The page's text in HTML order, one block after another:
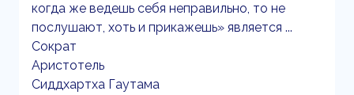
когда же ведешь себя неправильно, то не
послушают, хоть и прикажешь» является ...
Сократ
Аристотель
Сиддхартха Гаутама